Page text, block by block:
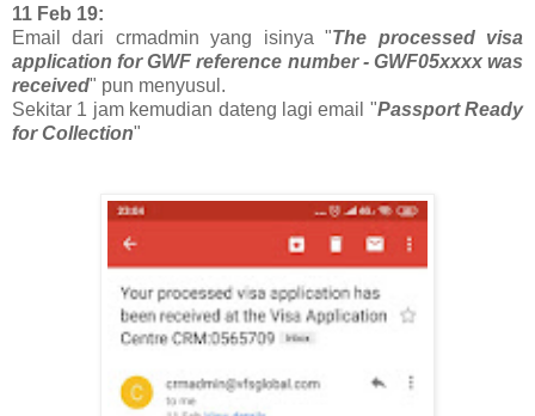
11 Feb 19:
Email dari crmadmin yang isinya "The processed visa
application for GWF reference number - GWF05xxxx was
received" pun menyusul.
Sekitar 1 jam kemudian dateng lagi email "Passport Ready
for Collection"